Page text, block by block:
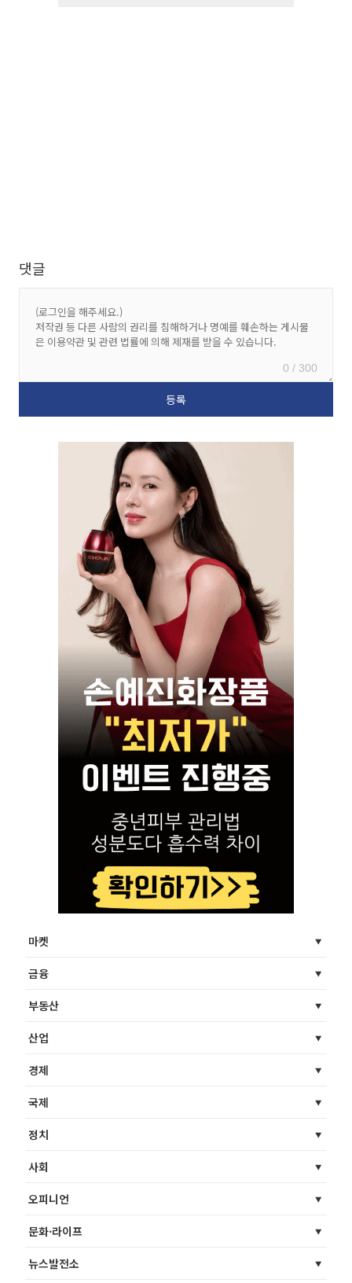
댓글
0 / 300
마켓
금융
부동산
산업
경제
국제
정치
사회
오피니언
문화·라이프
뉴스발전소